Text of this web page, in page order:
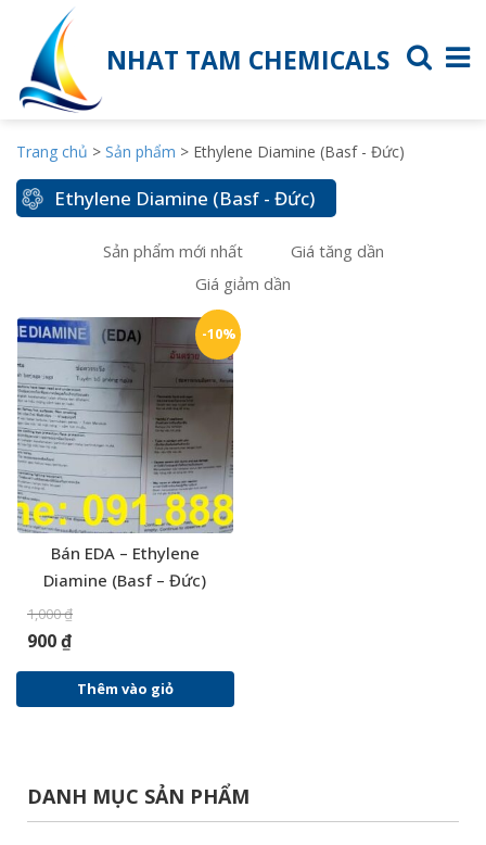
NHAT TAM CHEMICALS
Trang chủ > Sản phẩm > Ethylene Diamine (Basf - Đức)
Ethylene Diamine (Basf - Đức)
Sản phẩm mới nhất
Giá tăng dần
Giá giảm dần
-10%
Bán EDA – Ethylene
Diamine (Basf – Đức)
1,000₫
900₫
Thêm vào giỏ
DANH MỤC SẢN PHẨM